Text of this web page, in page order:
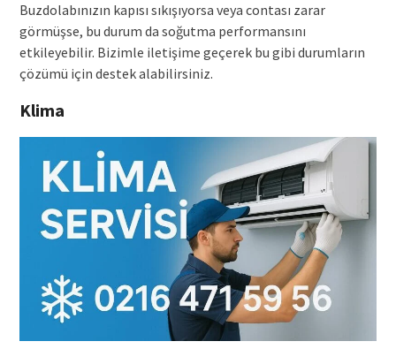
Buzdolabınızın kapısı sıkışıyorsa veya contası zarar
görmüşse, bu durum da soğutma performansını
etkileyebilir. Bizimle iletişime geçerek bu gibi durumların
çözümü için destek alabilirsiniz.
Klima